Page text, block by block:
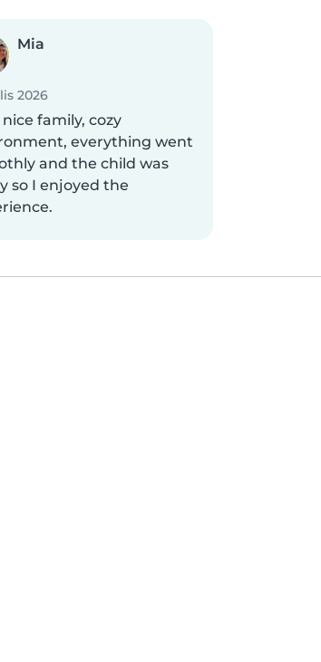
Mia
2026
nice family, cozy
everything went
and the child was
so I enjoyed the